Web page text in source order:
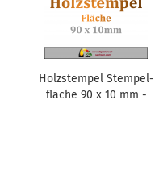
Holz­stem­pel Stem­pel­
flä­che 90 x 10 mm -